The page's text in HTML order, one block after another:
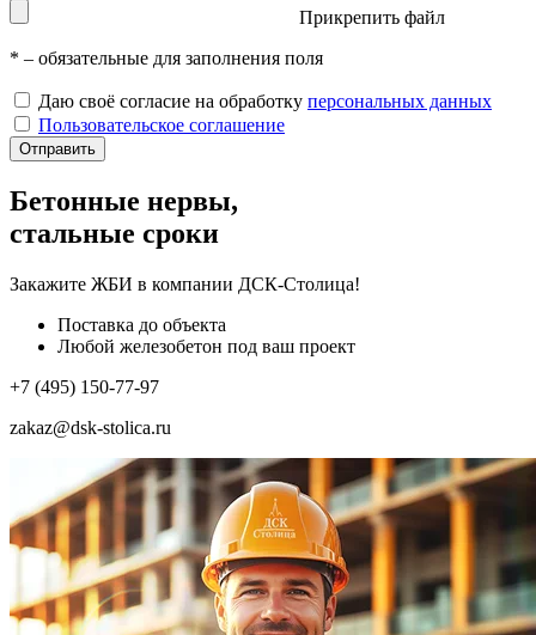
Прикрепить файл
* – обязательные для заполнения поля
Даю своё согласие на обработку персональных данных
Пользовательское соглашение
Отправить
Бетонные нервы,
стальные сроки
Закажите ЖБИ в компании ДСК-Столица!
Поставка до объекта
Любой железобетон под ваш проект
+7 (495) 150-77-97
zakaz@dsk-stolica.ru